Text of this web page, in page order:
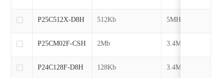
512Kb 5MHz
2Mb 3.4MHz
128Kb 3.4MHz
P25C512X-D8H
P25CM02F-CSH
P24C128F-D8H